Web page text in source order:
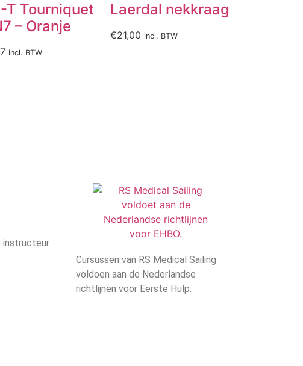
T Tourniquet
– Oranje
incl. BTW
Laerdal nekkraag
€21,00 incl. BTW
instructeur
Cursussen van RS Medical Sailing
voldoen aan de Nederlandse
richtlijnen voor Eerste Hulp.